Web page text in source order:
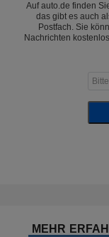
Auf auto.de finden
das gibt es auch
Postfach. Sie
Nachrichten
MEHR